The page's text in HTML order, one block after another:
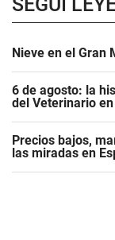
Nieve en el Gran
6 de agosto: la
del Veterinario
Precios bajos,
las miradas en